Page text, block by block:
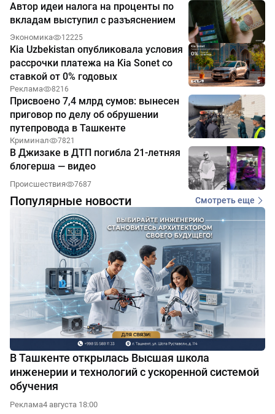
Автор идеи налога на проценты по
вкладам выступил с разъяснением
Экономика 12225
Kia Uzbekistan опубликовала условия
рассрочки платежа на Kia Sonet со
ставкой от 0% годовых
Реклама 8216
Присвоено 7,4 млрд сумов: вынесен
приговор по делу об обрушении
путепровода в Ташкенте
Криминал 7821
В Джизаке в ДТП погибла 21-летняя
блогерша — видео
Происшествия 7687
Популярные новости Смотреть еще
В Ташкенте открылась Высшая школа
инженерии и технологий с ускоренной системой
обучения
Реклама4 августа 18:00